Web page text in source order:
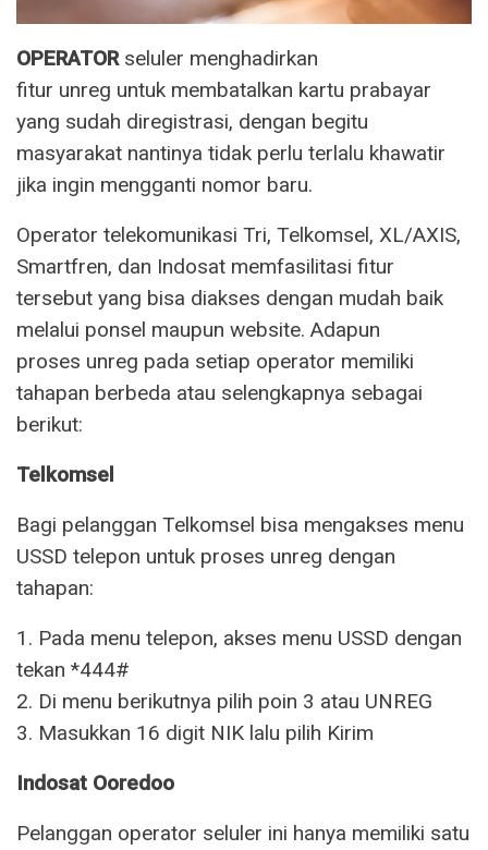
OPERATORseluler menghadirkan
fitur unreg untuk membatalkan kartu prabayar
yang sudah diregistrasi, dengan begitu
masyarakat nantinya tidak perlu terlalu khawatir
jika ingin mengganti nomor baru.
Operator telekomunikasi Tri, Telkomsel, XL/AXIS,
Smartfren, dan Indosat memfasilitasi fitur
tersebut yang bisa diakses dengan mudah baik
melalui ponsel maupun website. Adapun
proses unreg pada setiap operator memiliki
tahapan berbeda atau selengkapnya sebagai
berikut:
Telkomsel
Bagi pelanggan Telkomsel bisa mengakses menu
USSD telepon untuk proses unreg dengan
tahapan:
1. Pada menu telepon, akses menu USSD dengan
tekan *444#
2. Di menu berikutnya pilih poin 3 atau UNREG
3. Masukkan 16 digit NIK lalu pilih Kirim
Indosat Ooredoo
Pelanggan operator seluler ini hanya memiliki satu